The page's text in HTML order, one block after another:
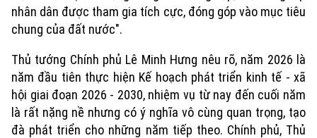
Thời trang
Âm nhạc
nhân dân được tham gia tích cực, đóng góp vào mục tiêu
chung của đất nước".
Thủ tướng Chính phủ Lê Minh Hưng nêu rõ, năm 2026 là
năm đầu tiên thực hiện Kế hoạch phát triển kinh tế - xã
hội giai đoạn 2026 - 2030, nhiệm vụ từ nay đến cuối năm
là rất nặng nề nhưng có ý nghĩa vô cùng quan trọng, tạo
đà phát triển cho những năm tiếp theo. Chính phủ, Thủ